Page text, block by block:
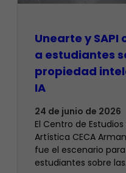
Unearte y
a estudiantes
propiedad
IA
24 de junio de 2026
El Centro de
Artística CECA
fue el escenario
estudiantes sobre